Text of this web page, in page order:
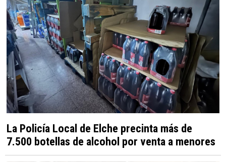
La Policía Local de Elche precinta más de
7.500 botellas de alcohol por venta a menores